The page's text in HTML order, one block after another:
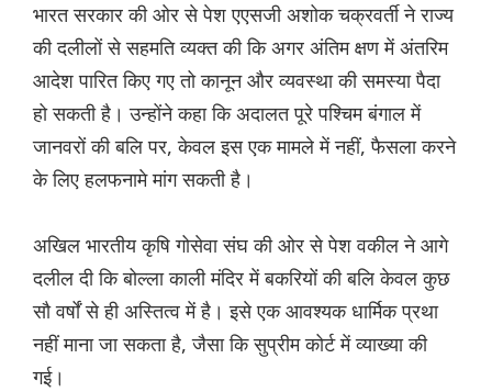
भारत सरकार की ओर से पेश एएसजी अशोक चक्रवर्ती ने राज्य
की दलीलों से सहमति व्यक्त की कि अगर अंतिम क्षण में अंतरिम
आदेश पारित किए गए तो कानून और व्यवस्था की समस्या पैदा
हो सकती है। उन्होंने कहा कि अदालत पूरे पश्चिम बंगाल में
जानवरों की बलि पर, केवल इस एक मामले में नहीं, फैसला करने
के लिए हलफनामे मांग सकती है।
अखिल भारतीय कृषि गोसेवा संघ की ओर से पेश वकील ने आगे
दलील दी कि बोल्ला काली मंदिर में बकरियों की बलि केवल कुछ
सौ वर्षों से ही अस्तित्व में है। इसे एक आवश्यक धार्मिक प्रथा
नहीं माना जा सकता है, जैसा कि सुप्रीम कोर्ट में व्याख्या की
गई।